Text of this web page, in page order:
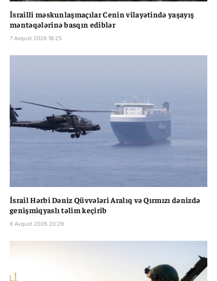
İsrailli məskunlaşmaçılar Cenin vilayətində yaşayış
məntəqələrinə basqın ediblər
7 Avqust 2026 18:25
İsrail Hərbi Dəniz Qüvvələri Aralıq və Qırmızı dənizdə
genişmiqyaslı təlim keçirib
6 Avqust 2026 20:29